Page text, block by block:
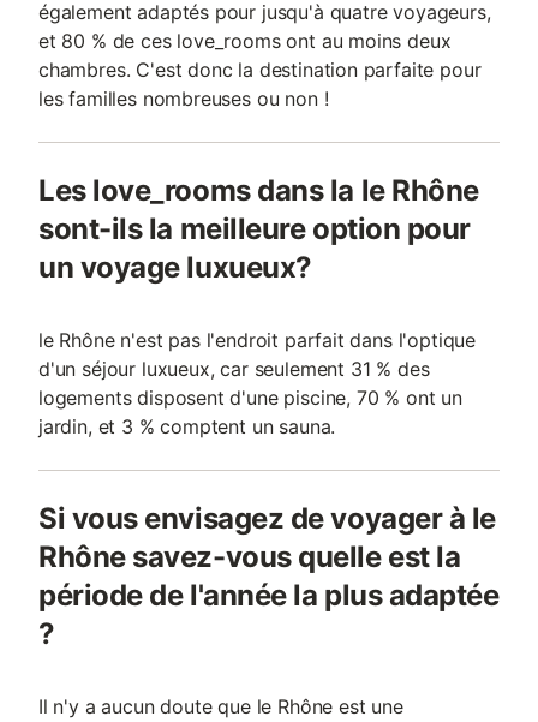
également adaptés pour jusqu'à quatre voyageurs,
et 80 % de ces love_rooms ont au moins deux
chambres. C'est donc la destination parfaite pour
les familles nombreuses ou non !
Les love_rooms dans la le Rhône
sont-ils la meilleure option pour
un voyage luxueux?
le Rhône n'est pas l'endroit parfait dans l'optique
d'un séjour luxueux, car seulement 31 % des
logements disposent d'une piscine, 70 % ont un
jardin, et 3 % comptent un sauna.
Si vous envisagez de voyager à le
Rhône savez-vous quelle est la
période de l'année la plus adaptée
?
Il n'y a aucun doute que le Rhône est une